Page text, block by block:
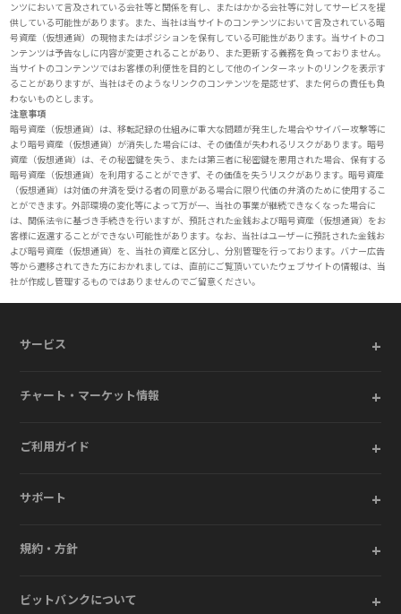
ンツにおいて言及されている会社等と関係を有し、またはかかる会社等に対してサービスを提
供している可能性があります。また、当社は当サイトのコンテンツにおいて言及されている暗
号資産（仮想通貨）の現物またはポジションを保有している可能性があります。当サイトのコ
ンテンツは予告なしに内容が変更されることがあり、また更新する義務を負っておりません。
当サイトのコンテンツではお客様の利便性を目的として他のインターネットのリンクを表示す
ることがありますが、当社はそのようなリンクのコンテンツを是認せず、また何らの責任も負
わないものとします。
注意事項
暗号資産（仮想通貨）は、移転記録の仕組みに重大な問題が発生した場合やサイバー攻撃等に
より暗号資産（仮想通貨）が消失した場合には、その価値が失われるリスクがあります。暗号
資産（仮想通貨）は、その秘密鍵を失う、または第三者に秘密鍵を悪用された場合、保有する
暗号資産（仮想通貨）を利用することができず、その価値を失うリスクがあります。暗号資産
（仮想通貨）は対価の弁済を受ける者の同意がある場合に限り代価の弁済のために使用するこ
とができます。外部環境の変化等によって万が一、当社の事業が継続できなくなった場合に
は、関係法令に基づき手続きを行いますが、預託された金銭および暗号資産（仮想通貨）をお
客様に返還することができない可能性があります。なお、当社はユーザーに預託された金銭お
よび暗号資産（仮想通貨）を、当社の資産と区分し、分別管理を行っております。バナー広告
等から遷移されてきた方におかれましては、直前にご覧頂いていたウェブサイトの情報は、当
社が作成し管理するものではありませんのでご留意ください。
サービス +
チャート・マーケット情報 +
ご利用ガイド +
サポート +
規約・方針 +
ビットバンクについて +